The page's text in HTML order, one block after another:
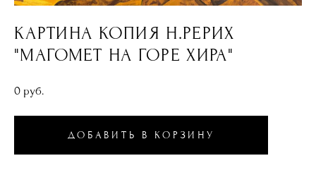
КАРТИНА КОПИЯ Н.РЕРИХ
"МАГОМЕТ НА ГОРЕ ХИРА"
0 pуб.
ДОБАВИТЬ В КОРЗИНУ